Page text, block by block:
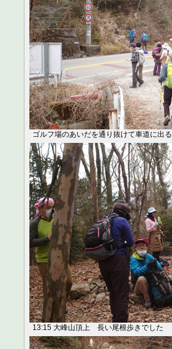
ゴルフ場のあいだを通り抜けて車道に出る
13:15 大峰山頂上 長い尾根歩きでした